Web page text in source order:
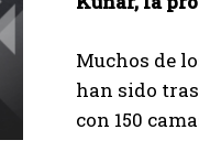
Muchos de
han sido
con 150